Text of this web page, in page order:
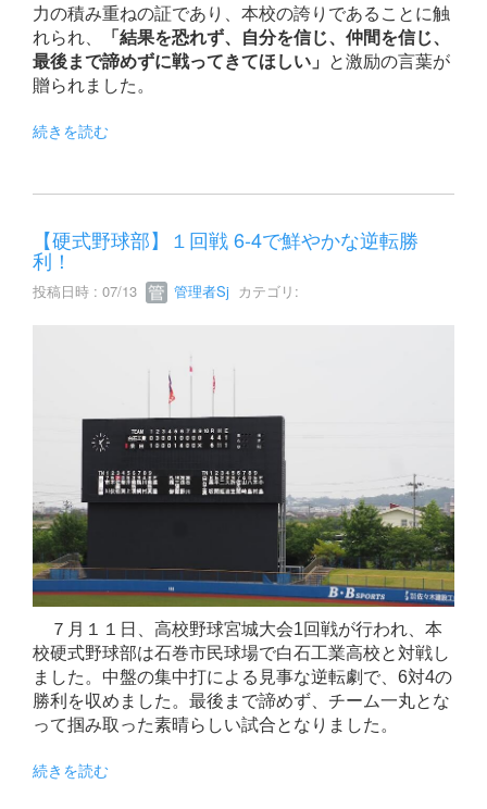
力の積み重ねの証であり、本校の誇りであることに触
れられ、
「結果を恐れず、自分を信じ、仲間を信じ、
最後まで諦めずに戦ってきてほしい」
と激励の言葉が
贈られました。
続きを読む
【硬式野球部】１回戦 6-4で鮮やかな逆転勝
利！
投稿日時 : 07/13 管理者Sj カテゴリ:
７月１１日、高校野球宮城大会1回戦が行われ、本
校硬式野球部は石巻市民球場で白石工業高校と対戦し
ました。中盤の集中打による見事な逆転劇で、6対4の
勝利を収めました。最後まで諦めず、チーム一丸とな
って掴み取った素晴らしい試合となりました。
続きを読む